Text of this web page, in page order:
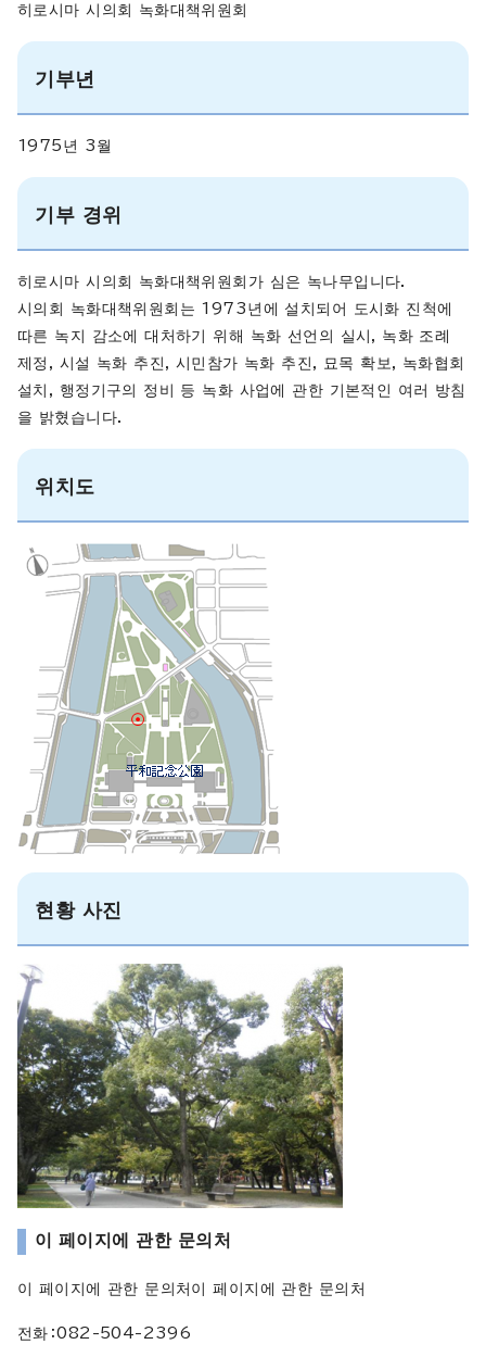
히로시마 시의회 녹화대책위원회
기부년
1975년 3월
기부 경위
히로시마 시의회 녹화대책위원회가 심은 녹나무입니다.
시의회 녹화대책위원회는 1973년에 설치되어 도시화 진척에
따른 녹지 감소에 대처하기 위해 녹화 선언의 실시, 녹화 조례
제정, 시설 녹화 추진, 시민참가 녹화 추진, 묘목 확보, 녹화협회
설치, 행정기구의 정비 등 녹화 사업에 관한 기본적인 여러 방침
을 밝혔습니다.
위치도
현황 사진
이 페이지에 관한 문의처
이 페이지에 관한 문의처이 페이지에 관한 문의처
전화：082-504-2396